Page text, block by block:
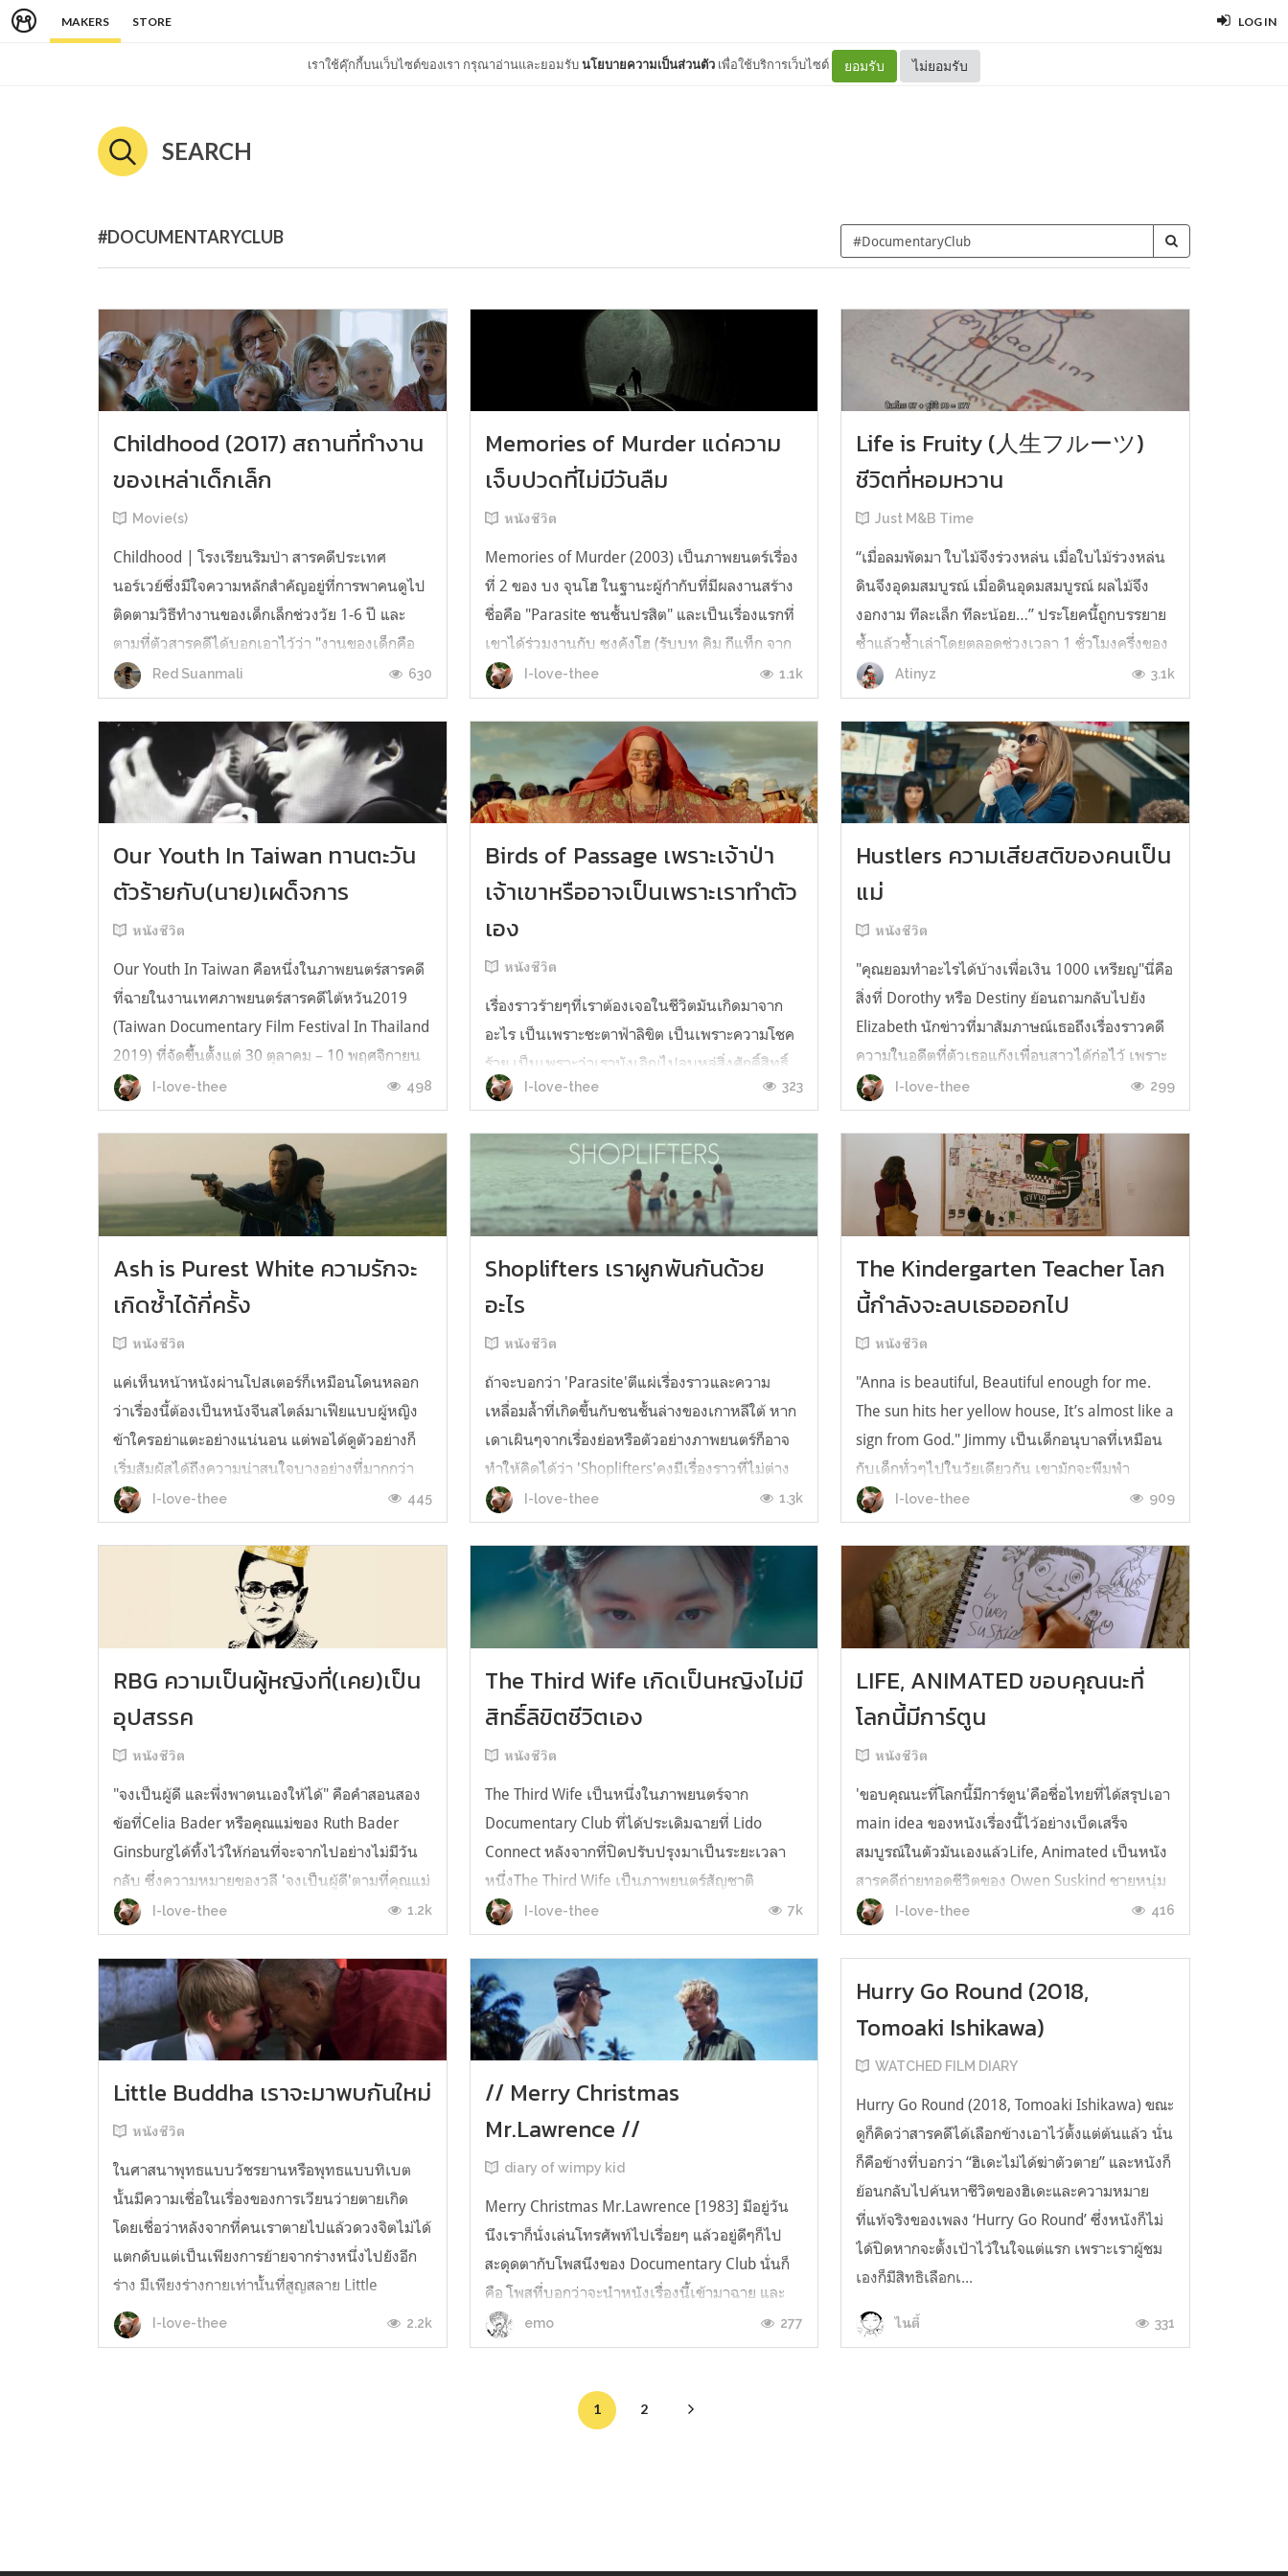
MAKERS STORE LOG IN
เราใช้คุ๊กกี้บนเว็บไซต์ของเรา กรุณาอ่านและยอมรับนโยบายความเป็นส่วนตัว เพื่อใช้บริการเว็บไซต์ ยอมรับ ไม่ยอมรับ
SEARCH
#DOCUMENTARYCLUB
Childhood (2017) สถานที่ทำงาน
ของเหล่าเด็กเล็ก
Movie(s)
Childhood | โรงเรียนริมป่า สารคดีประเทศ
นอร์เวย์ซึ่งมีใจความหลักสำคัญอยู่ที่การพาคนดูไป
ติดตามวิธีทำงานของเด็กเล็กช่วงวัย 1-6 ปี และ
ตามที่ตัวสารคดีได้บอกเอาไว้ว่า "งานของเด็กคือ
การเล่น" มันจึงทำให้เรื่องราวของสารคดีอาจถูก
มองเป็นเพียงการตามถ่ายเด็กไปเรื่อย ๆ ไร้การ
สัมภาษณ์ ไม่มีจุดไคลแมกซ์ ทว่าขณะที่...
Red Suanmali 630
Memories of Murder แด่ความ
เจ็บปวดที่ไม่มีวันลืม
หนังชีวิต
Memories of Murder (2003) เป็นภาพยนตร์เรื่อง
ที่ 2 ของ บง จุนโฮ ในฐานะผู้กำกับที่มีผลงานสร้าง
ชื่อคือ "Parasite ชนชั้นปรสิต" และเป็นเรื่องแรกที่
เขาได้ร่วมงานกับ ซงคังโฮ (รับบท คิม กีแท็ก จาก
เรื่อง Parasite) และทาง Documentary Club ได้มี
การนำกลับมาฉายใหม่อีกครั้งในปี 2020 และยังคง
มีโปรแกรมฉายจนถึงต้นปี...
I-love-thee 1.1k
Life is Fruity (人生フルーツ)
ชีวิตที่หอมหวาน
Just M&B Time
“เมื่อลมพัดมา ใบไม้จึงร่วงหล่น เมื่อใบไม้ร่วงหล่น
ดินจึงอุดมสมบูรณ์ เมื่อดินอุดมสมบูรณ์ ผลไม้จึง
งอกงาม ทีละเล็ก ทีละน้อย…” ประโยคนี้ถูกบรรยาย
ซ้ำแล้วซ้ำเล่าโดยตลอดช่วงเวลา 1 ชั่วโมงครึ่งของ
สารคดีเรื่องนี้ เมื่อมาลองนั่งพิจารณาประโยคนี้หลัง
ชมภาพยนตร์ก็พบว่า ช่างเป็นการเรียบเรียง
ประโยคที่ลงตัวและเหมาะส...
Atinyz 3.1k
Our Youth In Taiwan ทานตะวัน
ตัวร้ายกับ(นาย)เผด็จการ
หนังชีวิต
Our Youth In Taiwan คือหนึ่งในภาพยนตร์สารคดี
ที่ฉายในงานเทศภาพยนตร์สารคดีไต้หวัน2019
(Taiwan Documentary Film Festival In Thailand
2019) ที่จัดขึ้นตั้งแต่ 30 ตุลาคม – 10 พฤศจิกายน
ผลงานการกำกับของFu Yue ที่เล่าเรื่องราวของ ไช่
ป๋ออี่ (Cai Bo Yi) และ เฉิน เว่ยถิง (Chen Wei Ting)
I-love-thee 498
Birds of Passage เพราะเจ้าป่า
เจ้าเขาหรืออาจเป็นเพราะเราทำตัว
เอง
หนังชีวิต
เรื่องราวร้ายๆที่เราต้องเจอในชีวิตมันเกิดมาจาก
อะไร เป็นเพราะชะตาฟ้าลิขิต เป็นเพราะความโชค
ร้าย เป็นเพราะว่าเราบังเอิญไปลบหลู่สิ่งศักดิ์สิทธิ์
หรือทำให้สิ่งที่มองไม่เห็นไม่พอใจ แล้วถ้าเราดัน
ก็ตามว่าจะเกิดสิ่งนั้นสิ่งนี้ขึ้น เราควรจะเชื่อเขาหรือ
ว่าปล่อยผ่านไปแล้ว...
I-love-thee 323
Hustlers ความเสียสติของคนเป็น
แม่
หนังชีวิต
"คุณยอมทำอะไรได้บ้างเพื่อเงิน 1000 เหรียญ"นี่คือ
สิ่งที่ Dorothy หรือ Destiny ย้อนถามกลับไปยัง
Elizabeth นักข่าวที่มาสัมภาษณ์เธอถึงเรื่องราวคดี
ความในอดีตที่ตัวเธอแก๊งเพื่อนสาวได้ก่อไว้ เพราะ
สิ่งที่เธอกำลังจะเล่านั้นไม่ว่าจะเล่าด้วยวิธีไหนก็ไม่
สามารถทำให้เรื่องราวต่างๆมันดูดีขึ้นมาได้ใน
สายตาของคนทั่วไ...
I-love-thee 299
Ash is Purest White ความรักจะ
เกิดซ้ำได้กี่ครั้ง
หนังชีวิต
แค่เห็นหน้าหนังผ่านโปสเตอร์ก็เหมือนโดนหลอก
ว่าเรื่องนี้ต้องเป็นหนังจีนสไตล์มาเฟียแบบผู้หญิง
ข้าใครอย่าแตะอย่างแน่นอน แต่พอได้ดูตัวอย่างก็
เริ่มสัมผัสได้ถึงความน่าสนใจบางอย่างที่มากกว่า
หนังบู๊แอคชั่นต่อยตีแนวเจ้าพ่อชาวแก๊งทั่วไป Ash
is Purest White คือภาพยนตร์จีนแนวดราม่าผล
งานการกำกับของเจี่ยจางเคอ (จา...
I-love-thee 445
Shoplifters เราผูกพันกันด้วย
อะไร
หนังชีวิต
ถ้าจะบอกว่า 'Parasite'ตีแผ่เรื่องราวและความ
เหลื่อมล้ำที่เกิดขึ้นกับชนชั้นล่างของเกาหลีใต้ หาก
เดาเผินๆจากเรื่องย่อหรือตัวอย่างภาพยนตร์ก็อาจ
ทำให้คิดได้ว่า 'Shoplifters'คงมีเรื่องราวที่ไม่ต่าง
กันมากนัก เพียงแต่เปลี่ยนสถานที่จากเกาหลีใต้
เป็นญี่ปุ่น และเปลี่ยนแกนเรื่องจากการต้มตุ๋นแบบ
แทคทีมเป็นการลักเล็ก...
I-love-thee 1.3k
The Kindergarten Teacher โลก
นี้กำลังจะลบเธอออกไป
หนังชีวิต
"Anna is beautiful, Beautiful enough for me.
The sun hits her yellow house, It’s almost like a
sign from God." Jimmy เป็นเด็กอนุบาลที่เหมือน
กับเด็กทั่วๆไปในวัยเดียวกัน เขามักจะพึมพำ
ประโยค หรือวลีบางอย่างขึ้นมาแบบไม่มีปี่มีขลุ่ยอยู่
เสมอ แต่คนรอบข้างเขาดูจะไม่ได้ใส่ใจกับเรื่องนัก
ไม่ว่าจะเป็นพ่อหรือพี่เลี้ยงก็ตามและก็ดูเหมือนว่าจะ
มีแค่ Lisa เท่านั้นที่สังเกตเห็นสิ่งนี้ว่ามันเป็นบทกวี
สุดวิเศษ Lisa เป็นทั้งครูอ...
I-love-thee 909
RBG ความเป็นผู้หญิงที่(เคย)เป็น
อุปสรรค
หนังชีวิต
"จงเป็นผู้ดี และพึ่งพาตนเองให้ได้" คือคำสอนสอง
ข้อที่Celia Bader หรือคุณแม่ของ Ruth Bader
Ginsburgได้ทิ้งไว้ให้ก่อนที่จะจากไปอย่างไม่มีวัน
กลับ ซึ่งความหมายของวลี 'จงเป็นผู้ดี'ตามที่คุณแม่
ได้นิยามไว้คือ การที่ไม่ปล่อยให้อารมณ์หรือความ
โกรธเข้าครอบงำจนพาให้เราทำในสิ่งที่ไม่ถูกไม่
ควร Ruth Bader Ginsburg...
I-love-thee 1.2k
The Third Wife เกิดเป็นหญิงไม่มี
สิทธิ์ลิขิตชีวิตเอง
หนังชีวิต
The Third Wife เป็นหนึ่งในภาพยนตร์จาก
Documentary Club ที่ได้ประเดิมฉายที่ Lido
Connect หลังจากที่ปิดปรับปรุงมาเป็นระยะเวลา
หนึ่งThe Third Wife เป็นภาพยนตร์สัญชาติ
เวียดนามผลงานการกำกับของAsh Mayfair เล่า
เรื่องราวของ 'เมย'สาวน้อยวัยเพียง 14 ที่ได้
แต่งงานมาเป็นภรรยาคนที่สามของบ้านเศรษฐี
ครอบครัวที่เม...
I-love-thee 7k
LIFE, ANIMATED ขอบคุณนะที่
โลกนี้มีการ์ตูน
หนังชีวิต
'ขอบคุณนะที่โลกนี้มีการ์ตูน'คือชื่อไทยที่ได้สรุปเอา
main idea ของหนังเรื่องนี้ไว้อย่างเบ็ดเสร็จ
สมบูรณ์ในตัวมันเองแล้วLife, Animated เป็นหนัง
สารคดีถ่ายทอดชีวิตของ Owen Suskind ชายหนุ่ม
ผู้มีภาวะออทิสซึม ซึ่งอ้างอิงจากหนังสือชื่อเดียวกัน
ของRon Suskind ผู้เป็นพ่อ กำกับโดย Roger Ross
I-love-thee 416
Little Buddha เราจะมาพบกันใหม่
หนังชีวิต
ในศาสนาพุทธแบบวัชรยานหรือพุทธแบบทิเบต
นั้นมีความเชื่อในเรื่องของการเวียนว่ายตายเกิด
โดยเชื่อว่าหลังจากที่คนเราตายไปแล้วดวงจิตไม่ได้
แตกดับแต่เป็นเพียงการย้ายจากร่างหนึ่งไปยังอีก
ร่าง มีเพียงร่างกายเท่านั้นที่สูญสลาย Little
Buddha เป็นผลงานการกำกับของ Bernardo
Bertolucci โดยมีการเล่าเรื่องตัดสลับคู่กันไ...
I-love-thee 2.2k
// Merry Christmas
Mr.Lawrence //
diary of wimpy kid
Merry Christmas Mr.Lawrence [1983] มีอยู่วัน
นึงเราก็นั่งเล่นโทรศัพท์ไปเรื่อยๆ แล้วอยู่ดีๆก็ไป
สะดุดตากับโพสนึงของ Documentary Club นั่นก็
คือ โพสที่บอกว่าจะนำหนังเรื่องนี้เข้ามาฉาย และ
เราก็เห็นนักแสดงคนนึงในเรื่อง เห้ย นั่นมัน เดวิด
โบวี่ นี่หว่า ส่วนตัวเราก็ชื่นชอบผลงานของคุณลุง
emo 277
Hurry Go Round (2018,
Tomoaki Ishikawa)
WATCHED FILM DIARY
Hurry Go Round (2018, Tomoaki Ishikawa) ขณะ
ดูก็คิดว่าสารคดีได้เลือกข้างเอาไว้ตั้งแต่ต้นแล้ว นั่น
ก็คือข้างที่บอกว่า “ฮิเดะไม่ได้ฆ่าตัวตาย” และหนังก็
ย้อนกลับไปค้นหาชีวิตของฮิเดะและความหมาย
ที่แท้จริงของเพลง ‘Hurry Go Round’ ซึ่งหนังก็ไม่
ได้ปิดหากจะตั้งเป้าไว้ในใจแต่แรก เพราะเราผู้ชม
เองก็มีสิทธิเลือกเ...
ไนตี้ 331
1 2